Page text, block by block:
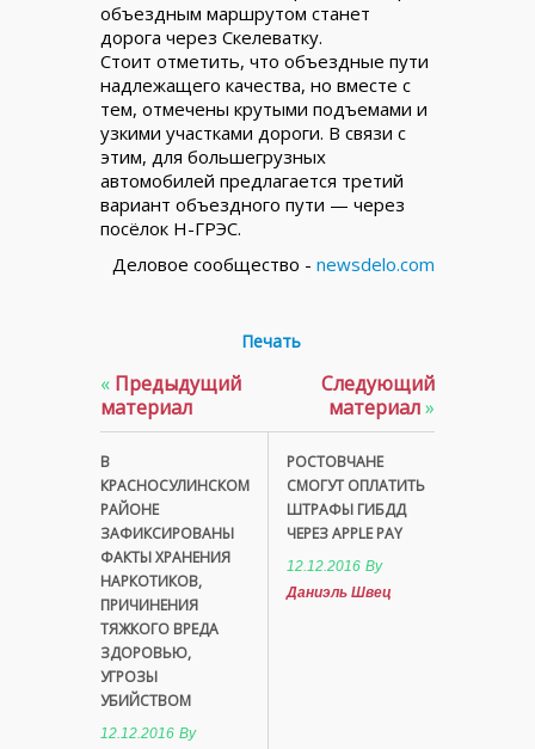
объездным маршрутом станет
дорога через Скелеватку.
Стоит отметить, что объездные пути
надлежащего качества, но вместе с
тем, отмечены крутыми подъемами и
узкими участками дороги. В связи с
этим, для большегрузных
автомобилей предлагается третий
вариант объездного пути — через
посёлок Н-ГРЭС.
Деловое сообщество - newsdelo.com
Печать
« Предыдущий
материал
В
КРАСНОСУЛИНСКОМ
РАЙОНЕ
ЗАФИКСИРОВАНЫ
ФАКТЫ ХРАНЕНИЯ
НАРКОТИКОВ,
ПРИЧИНЕНИЯ
ТЯЖКОГО ВРЕДА
ЗДОРОВЬЮ,
УГРОЗЫ
УБИЙСТВОМ
12.12.2016 By
Следующий
материал»
РОСТОВЧАНЕ
СМОГУТ ОПЛАТИТЬ
ШТРАФЫ ГИБДД
ЧЕРЕЗ APPLE PAY
12.12.2016 By
Даниэль Швец